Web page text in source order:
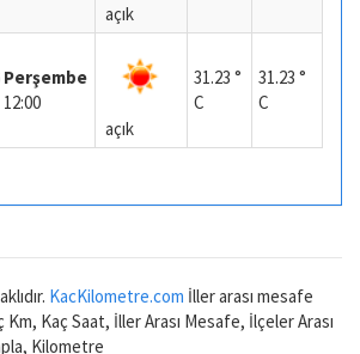
açık
Perşembe
12:00
açık
31.23 °
C
31.23 °
C
KacKilometre.com İller arası mesafe
Kaç Saat, İller Arası Mesafe, İlçeler Arası
Kilometre